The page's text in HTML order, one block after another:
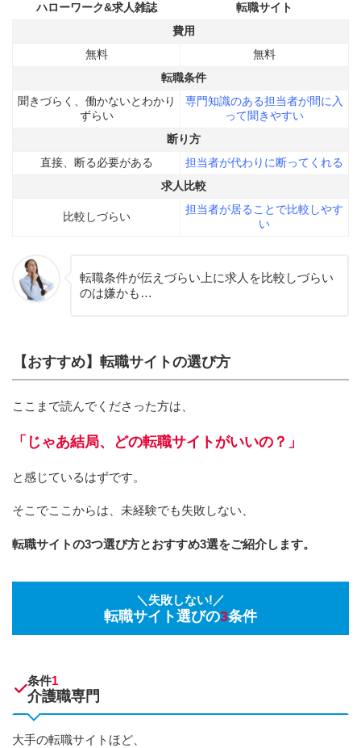
ハローワーク&求人雑誌
転職サイト
費用
無料
無料
転職条件
聞きづらく、働かないとわかり
ずらい
専門知識のある担当者が間に入
って聞きやすい
断り方
直接、断る必要がある
担当者が代わりに断ってくれる
求人比較
比較しづらい
担当者が居ることで比較しやす
い
転職条件が伝えづらい上に求人を比較しづらい
のは嫌かも…
【おすすめ】転職サイトの選び方
ここまで読んでくださった方は、
「じゃあ結局、どの転職サイトがいいの？」
と感じているはずです。
そこでここからは、未経験でも失敗しない、
転職サイトの3つ選び方とおすすめ3選をご紹介します。
＼失敗しない!／
転職サイト選びの3条件
条件1
介護職専門
大手の転職サイトほど、